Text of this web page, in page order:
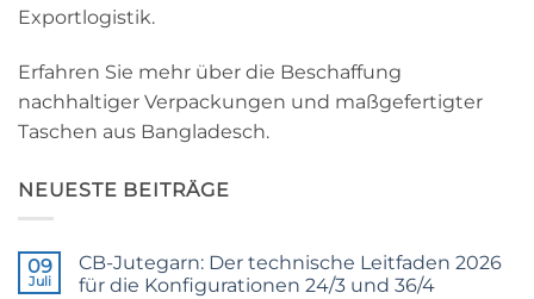
Exportlogistik.
Erfahren Sie mehr über die Beschaffung
nachhaltiger Verpackungen und maßgefertigter
Taschen aus Bangladesch.
NEUESTE BEITRÄGE
09
Juli
CB-Jutegarn: Der technische Leitfaden 2026
für die Konfigurationen 24/3 und 36/4